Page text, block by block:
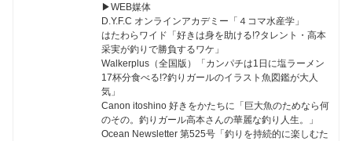
▶︎WEB媒体
D.Y.F.C オンラインアカデミー「４コマ水産学」
はたわらワイド「好きは身を助ける!?タレント・高本
采実が釣りで勝負するワケ」
Walkerplus（全国版）「カンパチは1日に塩ラーメン
17杯分食べる!?釣りガールのイラスト魚図鑑が大人
気」
Canon itoshino 好きをかたちに「巨大魚のためなら何
のその。釣りガール高本さんの華麗な釣り人生。」
Ocean Newsletter 第525号「釣りを持続的に楽しむた